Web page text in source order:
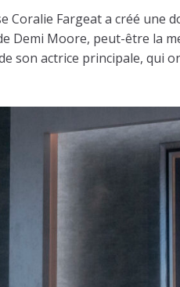
Fargeat a créé une
Moore, peut-être la
son actrice principale, qui